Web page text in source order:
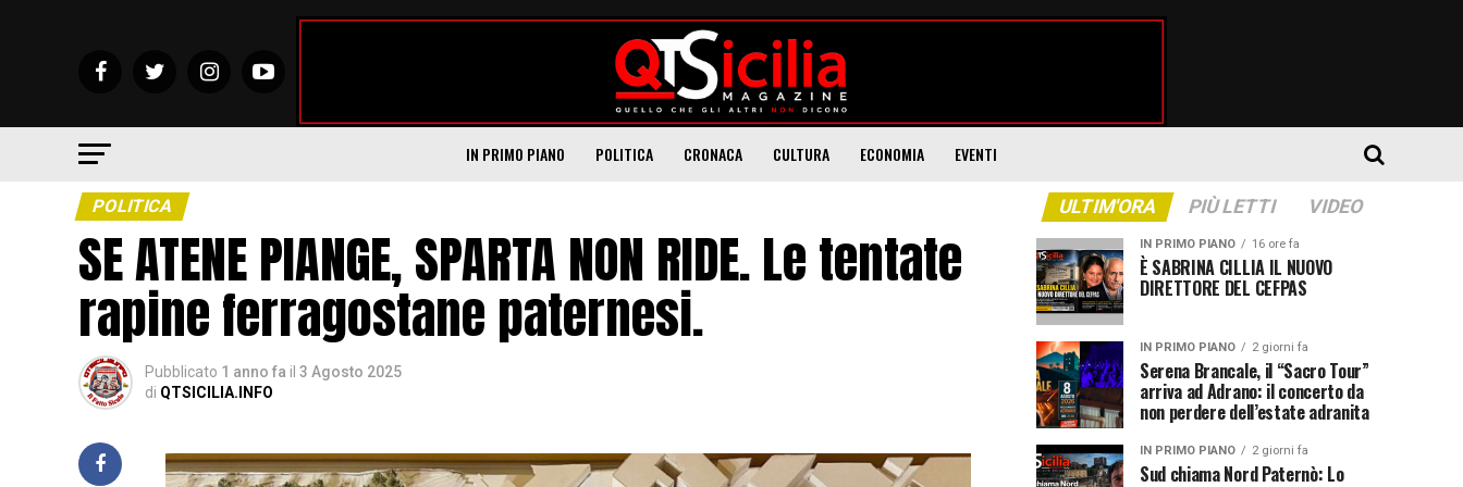
IN PRIMO PIANO POLITICA CRONACA CULTURA ECONOMIA EVENTI
POLITICA
SE ATENE PIANGE, SPARTA NON RIDE. Le tentate
rapine ferragostane paternesi.
Pubblicato 1 anno fa il 3 Agosto 2025
di QTSICILIA.INFO
ULTIM'ORA PIÙ LETTI VIDEO
IN PRIMO PIANO 16 ore fa
È SABRINA CILLIA IL NUOVO
DIRETTORE DEL CEFPAS
IN PRIMO PIANO 2 giorni fa
Serena Brancale, il “Sacro Tour”
arriva ad Adrano: il concerto da
non perdere dell’estate adranita
IN PRIMO PIANO 2 giorni fa
Sud chiama Nord Paternò: Lo